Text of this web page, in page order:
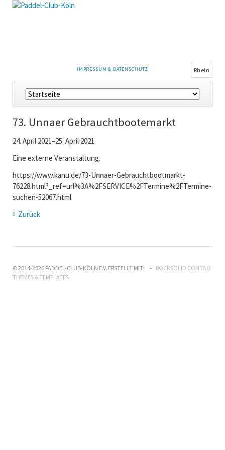
NAVIGATION
IMPRESSUM & DATENSCHUTZ Rhein
Navigation
überspringen
73. Unnaer Gebrauchtbootemarkt
24. April 2021–25. April 2021
Eine externe Veranstaltung.
https://www.kanu.de/73-Unnaer-Gebrauchtbootmarkt-
76228.html?_ref=url%3A%2FSERVICE%2FTermine%2FTermine-
suchen-52067.html
Zurück
© 2014-2026 PADDEL-CLUB-KÖLN E.V. ERSTELLT MIT:
ROCKSOLID CONTAO
THEMES & TEMPLATES